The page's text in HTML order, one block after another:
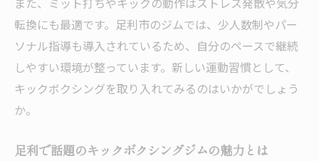
キックボクシング初心者でも安心のサポー
ト体制
女性向けキックボクシングジムの選び方
足利市で始めやすいキックボクシング通い
と工夫
転換にも最適です。足利市のジムでは、少人数制やパー
ソナル指導も導入されているため、自分のペースで継続
しやすい環境が整っています。新しい運動習慣として、
キックボクシングを取り入れてみるのはいかがでしょう
か。
足利で話題のキックボクシングジムの魅力とは